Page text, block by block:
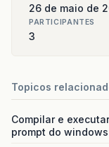
26 de maio de
PARTICIPANTES
3
Topicos
Compilar e
prompt do windows